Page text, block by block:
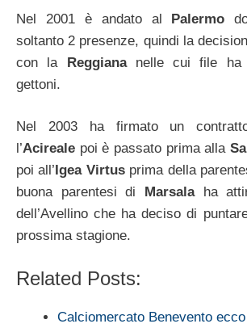
Nel 2001 è andato al Palermo
soltanto 2 presenze, quindi la
con la Reggiananelle cui file ha
gettoni.
Nel 2003 ha firmato un
l’Acireale poi è passato prima alla
poi all’ Igea Virtusprima della
buona parentesi di
Marsalaha
dell’Avellino che ha deciso di
prossima stagione.
Related Posts:
Calciomercato Benevento